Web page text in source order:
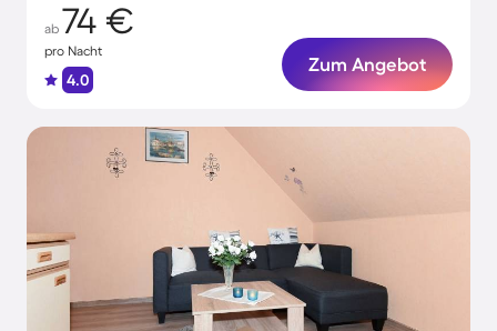
ab 74 €
pro Nacht
4.0
Zum Angebot